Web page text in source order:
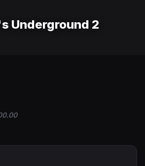
Underground 2